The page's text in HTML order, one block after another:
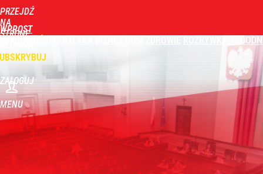
PRZEJDŹ
NA
STRONĘ
WPROST
ZALOGUJ
MENU